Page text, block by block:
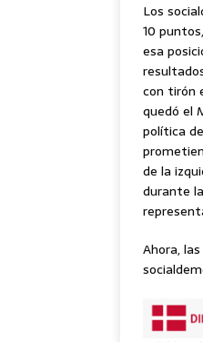
Los
10
esa
con tirón
quedó el
política
de la
durante
Ahora,